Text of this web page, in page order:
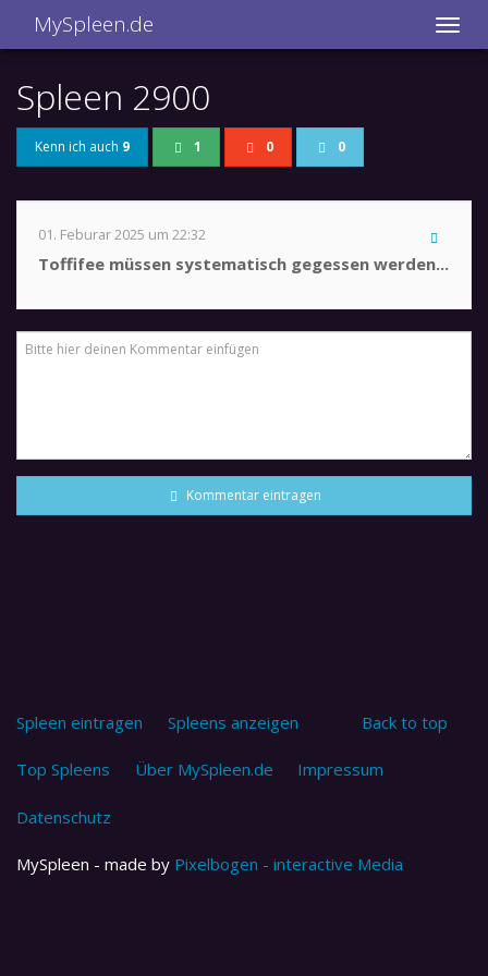
MySpleen.de
Spleen 2900
Kenn ich auch 9 1 0 0
01. Feburar 2025 um 22:32
Toffifee müssen systematisch gegessen werden...
Kommentar eintragen
Back to top
Spleen eintragen Spleens anzeigen
Top Spleens Über MySpleen.de Impressum
Datenschutz
MySpleen - made by Pixelbogen - interactive Media